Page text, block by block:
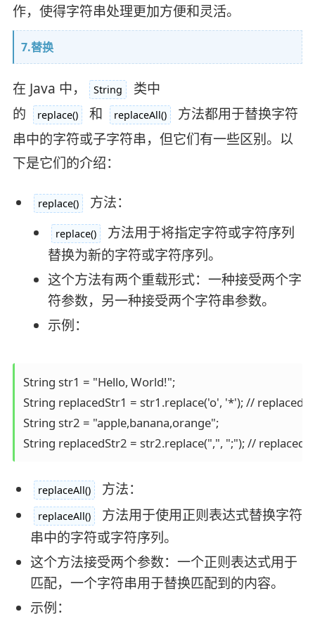
作，使得字符串处理更加方便和灵活。
7.替换
在 Java 中， String
类中
的
replace() 和 replaceAll()
方法都用于替换字符
串中的字符或子字符串，但它们有一些区别。以
下是它们的介绍：
replace() 方法：
replace()
方法用于将指定字符或字符序列
替换为新的字符或字符序列。
这个方法有两个重载形式：一种接受两个字
符参数，另一种接受两个字符串参数。
示例：
String str1 = "Hello, World!";
String replacedStr1 = str1.replace('o', '*'); //
String str2 = "apple,banana,orange";
String replacedStr2 = str2.replace(",", ";"); //
replaceAll() 方法：
replaceAll()
方法用于使用正则表达式替换字符
串中的字符或字符序列。
这个方法接受两个参数：一个正则表达式用于
匹配，一个字符串用于替换匹配到的内容。
示例：